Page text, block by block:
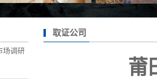
场调研
取证公司
莆